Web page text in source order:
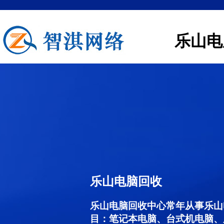
乐山
乐山电脑回收
乐山电脑回收中心常年从事乐
目：笔记本电脑、台式机电脑